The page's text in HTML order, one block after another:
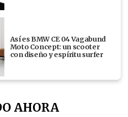
Así es BMW CE 04 Vagabund
Moto Concept: un scooter
con diseño y espíritu surfer
AHORA